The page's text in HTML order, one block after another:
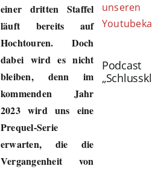
einer dritten Staffel
läuft bereits auf
Hochtouren. Doch
dabei wird es nicht
bleiben, denn im
kommenden Jahr
2023 wird uns eine
Prequel-Serie
erwarten, die die
Vergangenheit von
unseren
Podcast